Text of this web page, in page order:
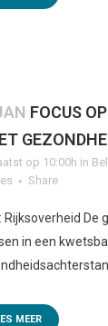
FOCUS
op 10:00h in
Share
Rijksoverheid De
in een
MEER